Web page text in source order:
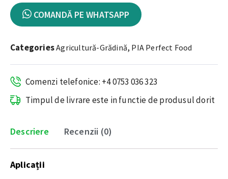
COMANDĂ PE WHATSAPP
CategoriesAgricultură-Grădină, PIA Perfect Food
Comenzi telefonice: +4 0753 036 323
Timpul de livrare este in functie de produsul dorit
Descriere Recenzii (0)
Aplicații